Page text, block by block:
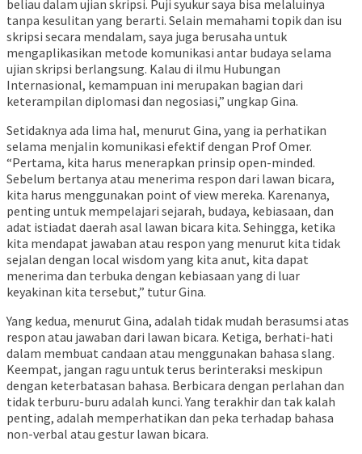
beliau dalam ujian skripsi. Puji syukur saya bisa melaluinya
tanpa kesulitan yang berarti. Selain memahami topik dan isu
skripsi secara mendalam, saya juga berusaha untuk
mengaplikasikan metode komunikasi antar budaya selama
ujian skripsi berlangsung. Kalau di ilmu Hubungan
Internasional, kemampuan ini merupakan bagian dari
keterampilan diplomasi dan negosiasi,” ungkap Gina.
Setidaknya ada lima hal, menurut Gina, yang ia perhatikan
selama menjalin komunikasi efektif dengan Prof Omer.
“Pertama, kita harus menerapkan prinsip open-minded.
Sebelum bertanya atau menerima respon dari lawan bicara,
kita harus menggunakan point of view mereka. Karenanya,
penting untuk mempelajari sejarah, budaya, kebiasaan, dan
adat istiadat daerah asal lawan bicara kita. Sehingga, ketika
kita mendapat jawaban atau respon yang menurut kita tidak
sejalan dengan local wisdom yang kita anut, kita dapat
menerima dan terbuka dengan kebiasaan yang di luar
keyakinan kita tersebut,” tutur Gina.
Yang kedua, menurut Gina, adalah tidak mudah berasumsi atas
respon atau jawaban dari lawan bicara. Ketiga, berhati-hati
dalam membuat candaan atau menggunakan bahasa slang.
Keempat, jangan ragu untuk terus berinteraksi meskipun
dengan keterbatasan bahasa. Berbicara dengan perlahan dan
tidak terburu-buru adalah kunci. Yang terakhir dan tak kalah
penting, adalah memperhatikan dan peka terhadap bahasa
non-verbal atau gestur lawan bicara.